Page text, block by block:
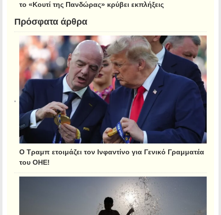
το «Κουτί της Πανδώρας» κρύβει εκπλήξεις
Πρόσφατα άρθρα
Ο Τραμπ ετοιμάζει τον Ινφαντίνο για Γενικό Γραμματέα
του ΟΗΕ!